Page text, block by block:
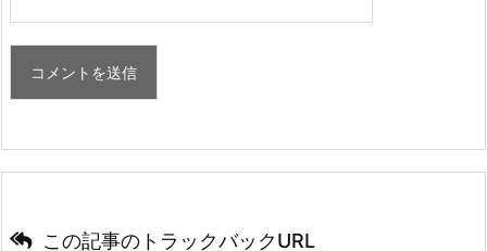
この記事のトラックバックURL